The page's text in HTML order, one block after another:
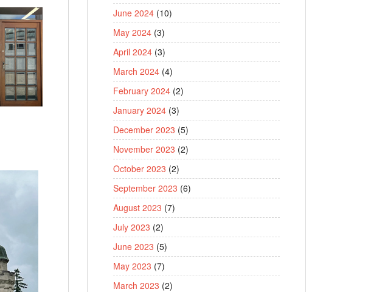
June 2024 (10)
May 2024 (3)
April 2024 (3)
March 2024 (4)
February 2024 (2)
January 2024 (3)
December 2023 (5)
November 2023 (2)
October 2023 (2)
September 2023 (6)
August 2023 (7)
July 2023 (2)
June 2023 (5)
May 2023 (7)
March 2023 (2)